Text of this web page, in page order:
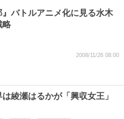
』バトルアニメ化に見る水木
略
2008/11/26 08:00
綾瀬はるかが「興収女王」